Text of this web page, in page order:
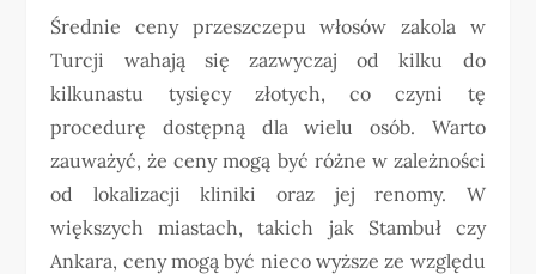
Średnie ceny przeszczepu włosów zakola w
Turcji wahają się zazwyczaj od kilku do
kilkunastu tysięcy złotych, co czyni tę
procedurę dostępną dla wielu osób. Warto
zauważyć, że ceny mogą być różne w zależności
od lokalizacji kliniki oraz jej renomy. W
większych miastach, takich jak Stambuł czy
Ankara, ceny mogą być nieco wyższe ze względu